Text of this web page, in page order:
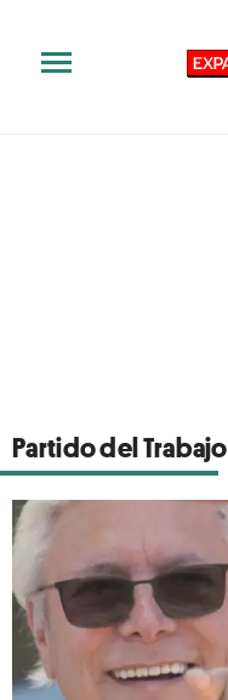
Partido del Trabajo